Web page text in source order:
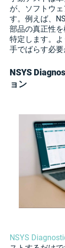
が、ソフトウ
す。例えば、
部品の真正性
特定します。
手でばらす必要
NSYS
ョン
NSYS